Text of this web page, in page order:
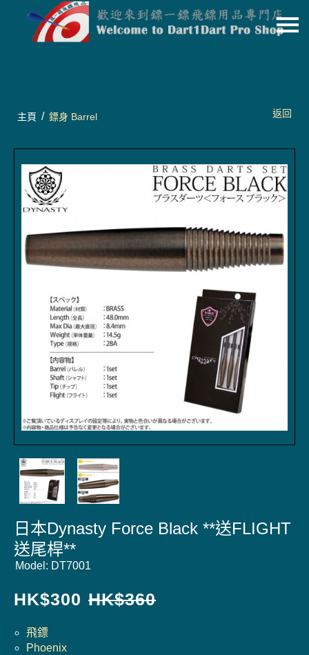
購物車
用戶
聯絡我們
貨幣
主頁 / 鏢身 Barrel 返回
日本Dynasty Force Black **送FLIGHT
送尾桿**
Model: DT7001
HK$300 HK$360
飛鏢
Phoenix